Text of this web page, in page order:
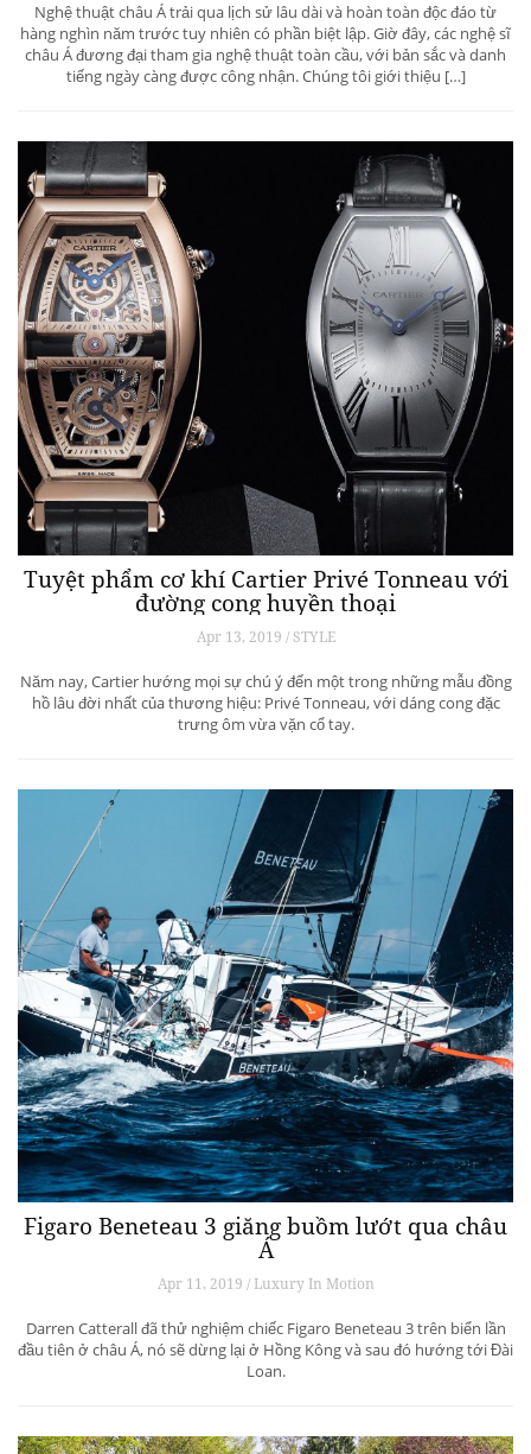
Nghệ thuật châu Á trải qua lịch sử lâu dài và hoàn toàn độc đáo từ
hàng nghìn năm trước tuy nhiên có phần biệt lập. Giờ đây, các nghệ sĩ
châu Á đương đại tham gia nghệ thuật toàn cầu, với bản sắc và danh
tiếng ngày càng được công nhận. Chúng tôi giới thiệu […]
Tuyệt phẩm cơ khí Cartier Privé Tonneau với
đường cong huyền thoại
Apr 13, 2019 / STYLE
Năm nay, Cartier hướng mọi sự chú ý đến một trong những mẫu đồng
hồ lâu đời nhất của thương hiệu: Privé Tonneau, với dáng cong đặc
trưng ôm vừa vặn cổ tay.
Figaro Beneteau 3 giăng buồm lướt qua châu
Á
Apr 11, 2019 / Luxury In Motion
Darren Catterall đã thử nghiệm chiếc Figaro Beneteau 3 trên biển lần
đầu tiên ở châu Á, nó sẽ dừng lại ở Hồng Kông và sau đó hướng tới Đài
Loan.